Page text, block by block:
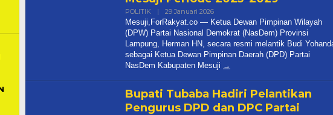
Lampung, Herman HN, secara resmi melantik Budi Yohanda
sebagai Ketua Dewan Pimpinan Daerah (DPD) Partai
NasDem Kabupaten Mesuji
Bupati Tubaba Hadiri Pelantikan
Pengurus DPD dan DPC Partai
NasDem Kabupaten Tulang Bawang
Barat
POLITIK | 28 Januari 2026Oleh